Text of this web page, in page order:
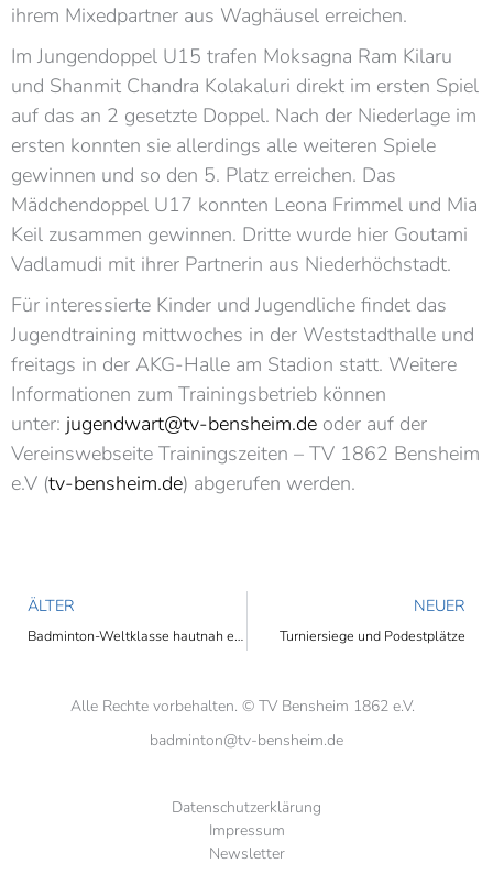
ihrem Mixedpartner aus Waghäusel erreichen.
Im Jungendoppel U15 trafen Moksagna Ram Kilaru
und Shanmit Chandra Kolakaluri direkt im ersten Spiel
auf das an 2 gesetzte Doppel. Nach der Niederlage im
ersten konnten sie allerdings alle weiteren Spiele
gewinnen und so den 5. Platz erreichen. Das
Mädchendoppel U17 konnten Leona Frimmel und Mia
Keil zusammen gewinnen. Dritte wurde hier Goutami
Vadlamudi mit ihrer Partnerin aus Niederhöchstadt.
Für interessierte Kinder und Jugendliche findet das
Jugendtraining mittwoches in der Weststadthalle und
freitags in der AKG-Halle am Stadion statt. Weitere
Informationen zum Trainingsbetrieb können
unter: jugendwart@tv-bensheim.de oder auf der
Vereinswebseite Trainingszeiten – TV 1862 Bensheim
e.V (tv-bensheim.de) abgerufen werden.
ÄLTER
Badminton-Weltklasse hautnah erleben
NEUER
Turniersiege und Podestplätze
Alle Rechte vorbehalten. © TV Bensheim 1862 e.V.
badminton@tv-bensheim.de
Datenschutzerklärung
Impressum
Newsletter